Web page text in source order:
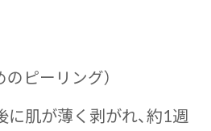
ピーリング）
に肌が薄く剥がれ、約1週